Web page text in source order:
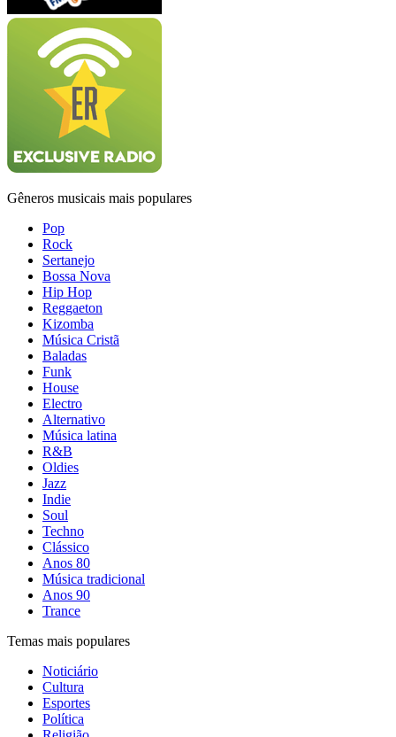
Gêneros musicais mais populares
Pop
Rock
Sertanejo
Bossa Nova
Hip Hop
Reggaeton
Kizomba
Música Cristã
Baladas
Funk
House
Electro
Alternativo
Música latina
R&B
Oldies
Jazz
Indie
Soul
Techno
Clássico
Anos 80
Música tradicional
Anos 90
Trance
Temas mais populares
Noticiário
Cultura
Esportes
Política